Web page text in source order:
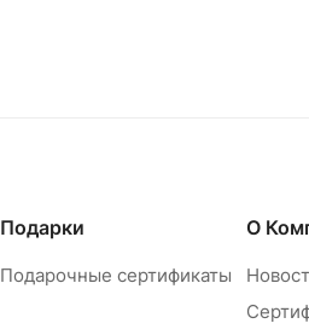
Подарки
Подарочные сертификаты
О